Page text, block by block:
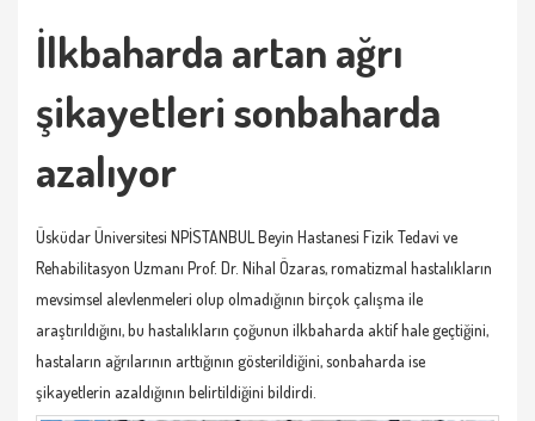
İlkbaharda artan ağrı
şikayetleri sonbaharda
azalıyor
Üsküdar Üniversitesi NPİSTANBUL Beyin Hastanesi Fizik Tedavi ve
Rehabilitasyon Uzmanı Prof. Dr. Nihal Özaras, romatizmal hastalıkların
mevsimsel alevlenmeleri olup olmadığının birçok çalışma ile
araştırıldığını, bu hastalıkların çoğunun ilkbaharda aktif hale geçtiğini,
hastaların ağrılarının arttığının gösterildiğini, sonbaharda ise
şikayetlerin azaldığının belirtildiğini bildirdi.